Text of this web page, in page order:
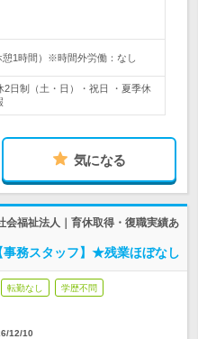
1時間）※時間外労働：なし
2日制（土・日）・祝日 ・夏季休
気になる
会福祉法人｜育休取得・復職実績あ
務スタッフ】★残業ほぼなし
転勤なし 学歴不問
12/10